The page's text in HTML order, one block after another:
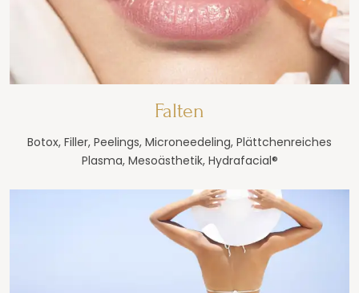
Falten
Botox, Filler, Peelings, Microneedeling, Plättchenreiches
Plasma, Mesoästhetik, Hydrafacial®